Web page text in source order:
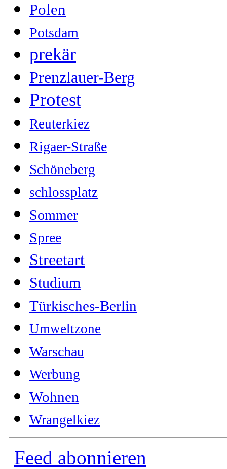
Polen
Potsdam
prekär
Prenzlauer-Berg
Protest
Reuterkiez
Rigaer-Straße
Schöneberg
schlossplatz
Sommer
Spree
Streetart
Studium
Türkisches-Berlin
Umweltzone
Warschau
Werbung
Wohnen
Wrangelkiez
Feed abonnieren